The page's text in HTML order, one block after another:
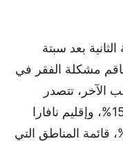
بعد سبتة
مما يبرز تفاقم مشكلة الفقر في
الآخر، تتصدر
مناطق مثل إقليم الباسك بنسبة 15.5%، وإقليم نافارا
17.2%، ومدريد بنسبة 19.4%، قائمة المناطق التي